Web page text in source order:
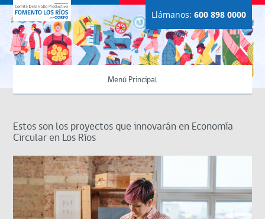
Llámanos: 600 898 0000
Menú Principal
Estos son los proyectos que innovarán en Economía
Circular en Los Ríos